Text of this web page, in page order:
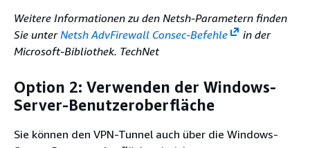
Weitere Informationen zu den Netsh-Parametern finden
Sie unter Netsh AdvFirewall Consec-Befehle
in der
Microsoft-Bibliothek. TechNet
Option 2: Verwenden der Windows-
Server-Benutzeroberfläche
Sie können den VPN-Tunnel auch über die Windows-